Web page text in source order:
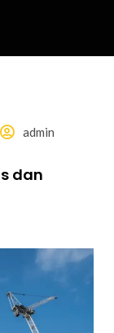
admin
dan